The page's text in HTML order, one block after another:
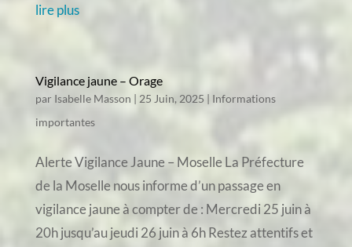
lire plus
Vigilance jaune – Orage
par Isabelle Masson | 25 Juin, 2025 | Informations
importantes
Alerte Vigilance Jaune – Moselle La Préfecture
de la Moselle nous informe d’un passage en
vigilance jaune à compter de : Mercredi 25 juin à
20h jusqu’au jeudi 26 juin à 6h Restez attentifs et